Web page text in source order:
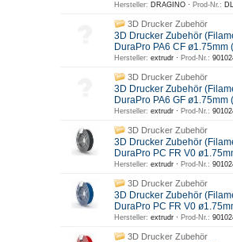
Hersteller: DRAGINO · Prod-Nr.:
3D Drucker Zubehör
3D Drucker Zubehör
DuraPro PA6 CF ø1.75mm
Hersteller: extrudr · Prod-Nr.:
3D Drucker Zubehör
3D Drucker Zubehör
DuraPro PA6 GF
Hersteller: extrudr · Prod-Nr.:
3D Drucker Zubehör
3D Drucker Zubehör
DuraPro PC FR V0
Hersteller: extrudr · Prod-Nr.:
3D Drucker Zubehör
3D Drucker Zubehör
DuraPro PC FR V0
Hersteller: extrudr · Prod-Nr.:
3D Drucker Zubehör